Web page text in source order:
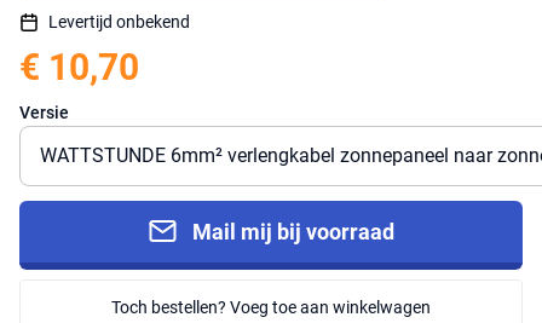
Levertijd onbekend
€ 10,70
Versie
Mail mij bij voorraad
Toch bestellen? Voeg toe aan winkelwagen